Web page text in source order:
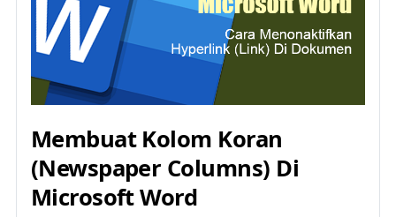
Membuat Kolom Koran
(Newspaper Columns) Di
Microsoft Word